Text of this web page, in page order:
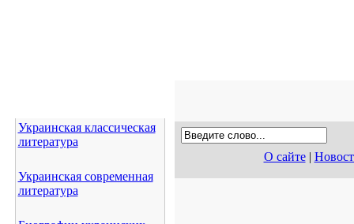
Украинская классическая
литература
Украинская современная
литература
О сайте|